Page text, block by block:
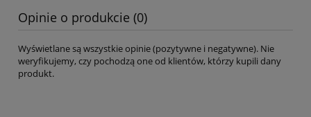
Opinie o produkcie (0)
Wyświetlane są wszystkie opinie (pozytywne i negatywne). Nie
weryfikujemy, czy pochodzą one od klientów, którzy kupili dany
produkt.